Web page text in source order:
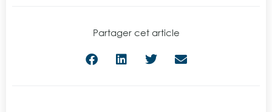
Partager cet article